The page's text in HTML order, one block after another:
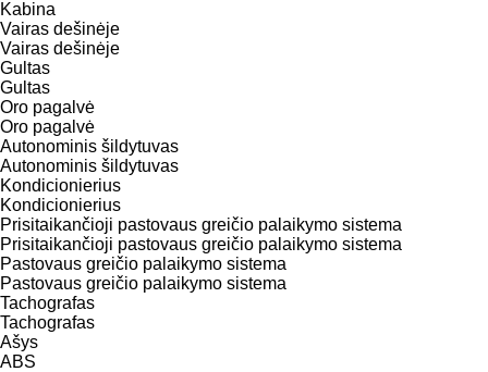
Kabina
Vairas dešinėje
Vairas dešinėje
Gultas
Gultas
Oro pagalvė
Oro pagalvė
Autonominis šildytuvas
Autonominis šildytuvas
Kondicionierius
Kondicionierius
Prisitaikančioji pastovaus greičio palaikymo sistema
Prisitaikančioji pastovaus greičio palaikymo sistema
Pastovaus greičio palaikymo sistema
Pastovaus greičio palaikymo sistema
Tachografas
Tachografas
Ašys
ABS